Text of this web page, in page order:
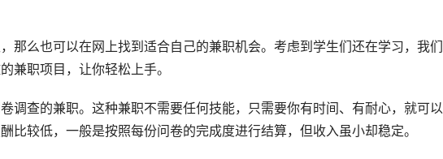
那么也可以在网上找到适合自己的兼职机会。考虑到学生们还在学习，我
兼职项目，让你轻松上手。
调查的兼职。这种兼职不需要任何技能，只需要你有时间、有耐心，就可
比较低，一般是按照每份问卷的完成度进行结算，但收入虽小却稳定。